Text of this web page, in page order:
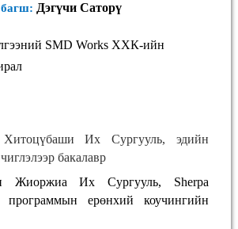
багш: Дэгүчи Саторү
SMD Works ХХК-ийн
Их Сургууль, эдийн
бакалавр
Жиоржиа Их Сургууль, Sherpa
программын ерөнхий коучингийн